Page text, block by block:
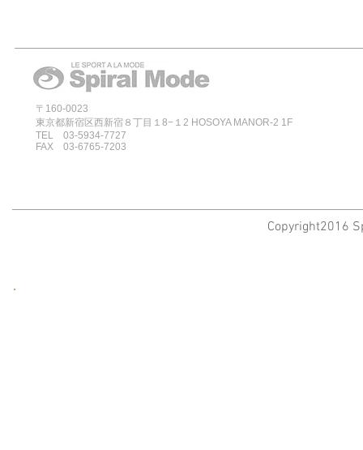
〒160-0023
東京都新宿区西新宿８丁目１8−１2 HOSOYA MANOR-2 1F
TEL 03-5934-7727
FAX 03-6765-7203
Copyright2016